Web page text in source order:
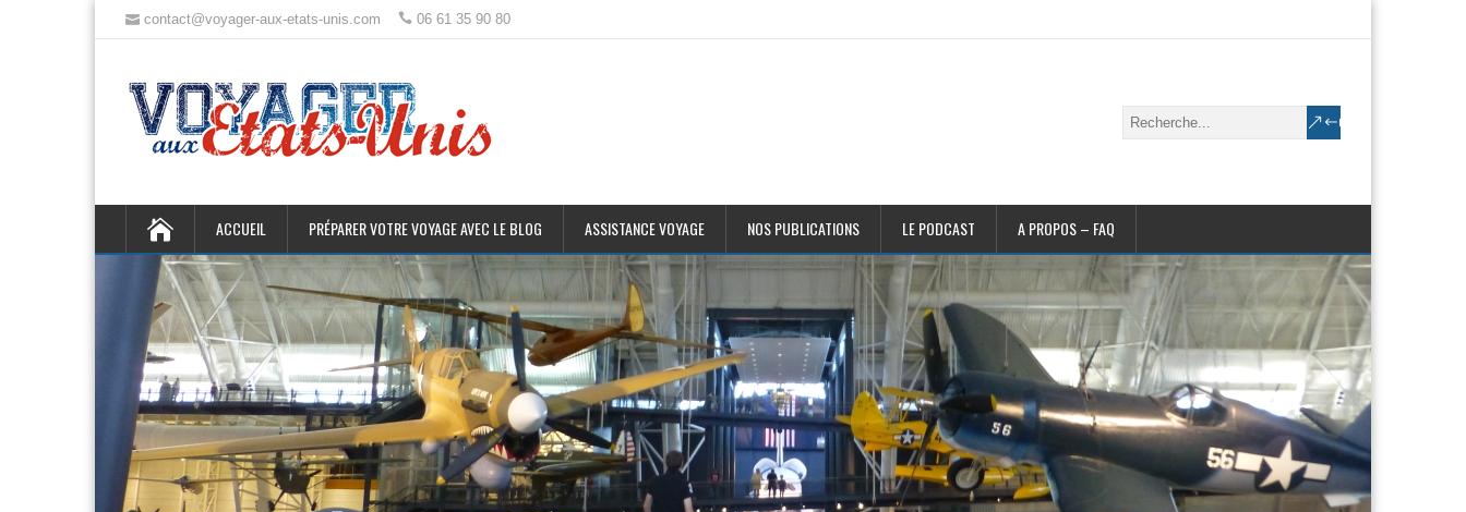
contact@voyager-aux-etats-unis.com 06 61 35 90 80
ACCUEIL PRÉPARER VOTRE VOYAGE AVEC LE BLOG ASSISTANCE VOYAGE NOS PUBLICATIONS LE PODCAST A PROPOS – FAQ